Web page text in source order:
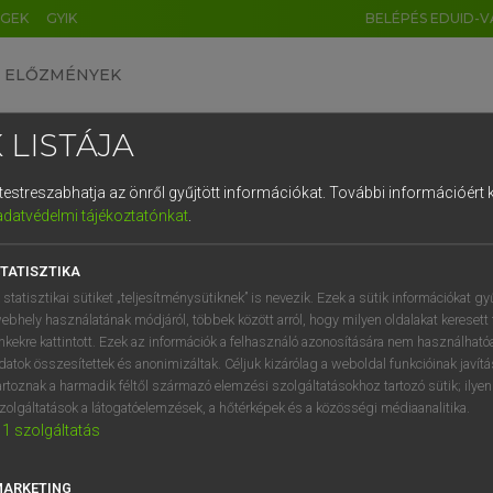
GYIK BELÉPÉS EDUID-
ELŐZMÉNYEK
nagyszótár
VAN ELŐFIZETÉSED?
megtekintéséhez.
LISTÁJA
az önről gyűjtött információkat. További információért
tájékoztatónkat.
statisztikai sütiket „teljesítménysütiknek” is nevezik. Ezek a sütik információkat
használatának módjáról, többek között arról, hogy milyen oldalakat keresett
kattintott. Ezek az információk a felhasználó azonosítására nem
összesítettek és anonimizáltak. Céljuk kizárólag a weboldal funkcióinak
a harmadik féltől származó elemzési szolgáltatásokhoz tartozó sütik;
a látogatóelemzések, a hőtérképek és a közösségi médiaanalitika.
1 szolgáltatás
DE CN FR ES IT NL
1 2 3 4 5 6 7 8 9
q w e r t z u i
a s d f g h j k l é
í y x c v b n m , .